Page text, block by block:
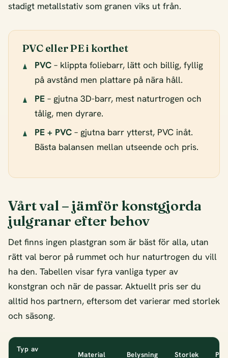
stadigt metallstativ som granen viks ut från.
PVC eller PE i korthet
PVC – klippta foliebarr, lätt och billig, fyllig
på avstånd men plattare på nära håll.
PE – gjutna 3D-barr, mest naturtrogen och
tålig, men dyrare.
PE + PVC – gjutna barr ytterst, PVC inåt.
Bästa balansen mellan utseende och pris.
Vårt val – jämför konstgjorda
julgranar efter behov
Det finns ingen plastgran som är bäst för alla, utan
rätt val beror på rummet och hur naturtrogen du vill
ha den. Tabellen visar fyra vanliga typer av
konstgran och när de passar. Aktuellt pris ser du
alltid hos partnern, eftersom det varierar med storlek
och säsong.
Typ av
Material Belysning Storlek